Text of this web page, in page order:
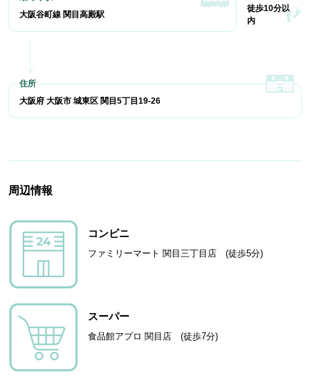
大阪谷町線 関目高殿駅
徒歩10分以
内
大阪府 大阪市 城東区 関目5丁目19-26
周辺情報
コンビニ
ファミリーマート 関目三丁目店 (徒歩5分)
スーパー
食品館アプロ 関目店 (徒歩7分)